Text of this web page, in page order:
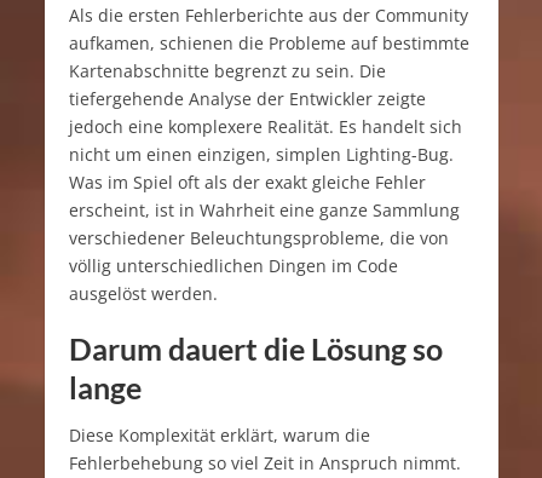
Als die ersten Fehlerberichte aus der Community
aufkamen, schienen die Probleme auf bestimmte
Kartenabschnitte begrenzt zu sein. Die
tiefergehende Analyse der Entwickler zeigte
jedoch eine komplexere Realität. Es handelt sich
nicht um einen einzigen, simplen Lighting-Bug.
Was im Spiel oft als der exakt gleiche Fehler
erscheint, ist in Wahrheit eine ganze Sammlung
verschiedener Beleuchtungsprobleme, die von
völlig unterschiedlichen Dingen im Code
ausgelöst werden.
Darum dauert die Lösung so
lange
Diese Komplexität erklärt, warum die
Fehlerbehebung so viel Zeit in Anspruch nimmt.